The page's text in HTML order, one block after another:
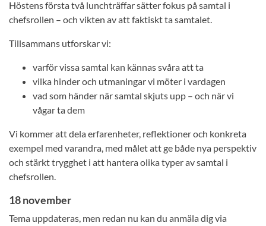
Höstens första två lunchträffar sätter fokus på samtal i
chefsrollen – och vikten av att faktiskt ta samtalet.
Tillsammans utforskar vi:
varför vissa samtal kan kännas svåra att ta
vilka hinder och utmaningar vi möter i vardagen
vad som händer när samtal skjuts upp – och när vi
vågar ta dem
Vi kommer att dela erfarenheter, reflektioner och konkreta
exempel med varandra, med målet att ge både nya perspektiv
och stärkt trygghet i att hantera olika typer av samtal i
chefsrollen.
18 november
Tema uppdateras, men redan nu kan du anmäla dig via